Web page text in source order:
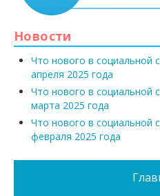
Новости
Что нового в социальной
апреля 2025 года
Что нового в социальной
марта 2025 года
Что нового в социальной
февраля 2025 года